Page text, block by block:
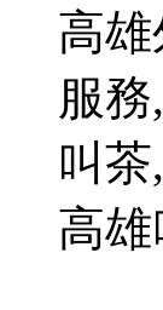
高雄
服
叫
高雄